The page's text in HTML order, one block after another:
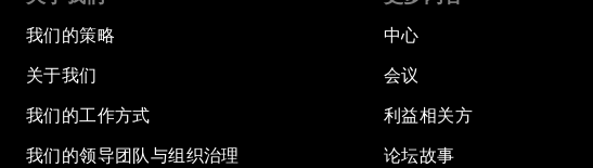
我们的策略
关于我们
我们的工作方式
我们的领导团队与组织治理
中心
会议
利益相关方
论坛故事